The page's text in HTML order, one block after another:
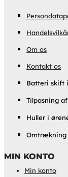
Om os
Kontakt os
Batteri skift
Tilpasning
Huller i
Omtrækning
MIN KONTO
Min konto